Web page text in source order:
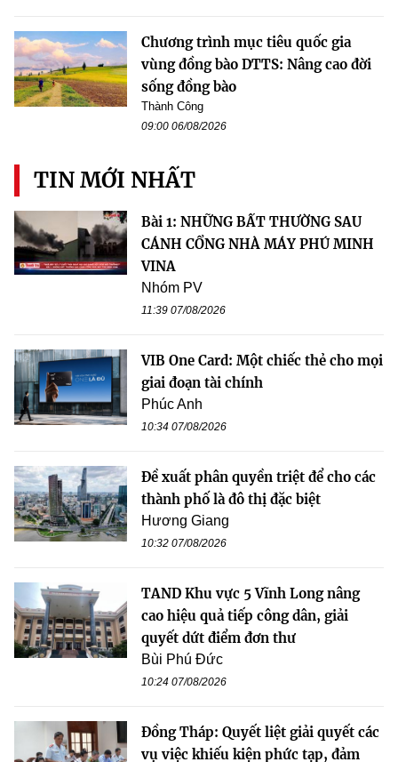
Chương trình mục tiêu quốc gia
vùng đồng bào DTTS: Nâng cao đời
sống đồng bào
Thành Công
09:00 06/08/2026
TIN MỚI NHẤT
Bài 1: NHỮNG BẤT THƯỜNG SAU
CÁNH CỔNG NHÀ MÁY PHÚ MINH
VINA
Nhóm PV
11:39 07/08/2026
VIB One Card: Một chiếc thẻ cho mọi
giai đoạn tài chính
Phúc Anh
10:34 07/08/2026
Đề xuất phân quyền triệt để cho các
thành phố là đô thị đặc biệt
Hương Giang
10:32 07/08/2026
TAND Khu vực 5 Vĩnh Long nâng
cao hiệu quả tiếp công dân, giải
quyết dứt điểm đơn thư
Bùi Phú Đức
10:24 07/08/2026
Đồng Tháp: Quyết liệt giải quyết các
vụ việc khiếu kiện phức tạp, đảm